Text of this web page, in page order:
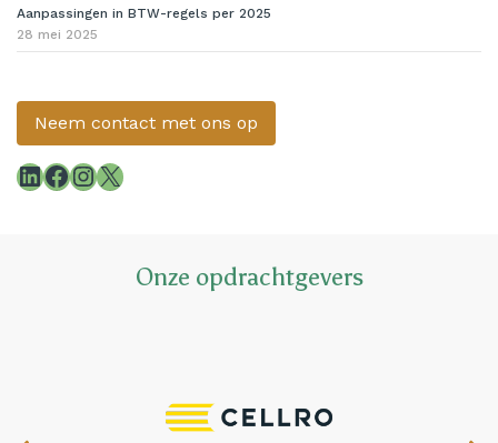
Aanpassingen in BTW-regels per 2025
28 mei 2025
Neem contact met ons op
LinkedIn
Facebook
Instagram
X
Onze opdrachtgevers